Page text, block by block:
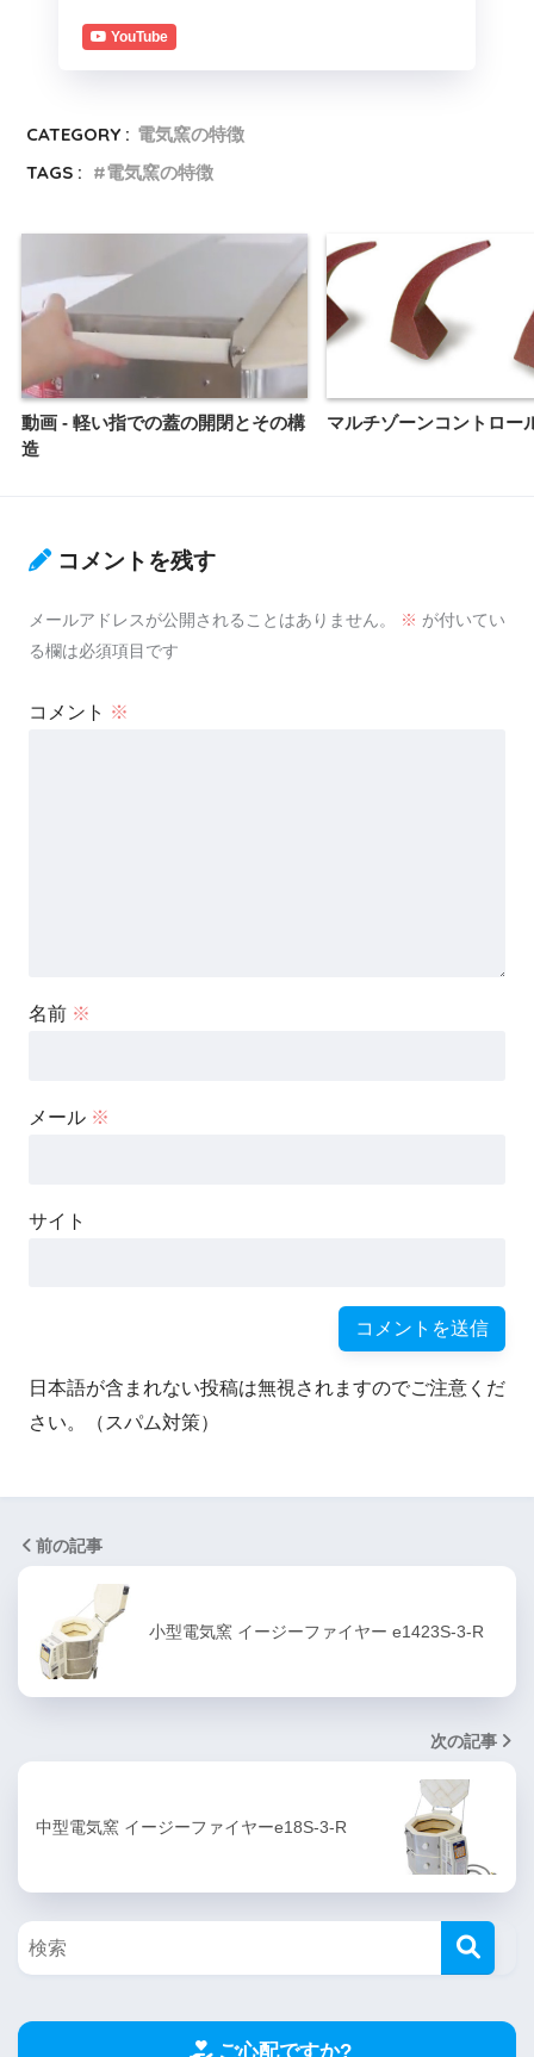
YouTube
CATEGORY : 電気窯の特徴
TAGS :
電気窯の特徴
動画 - 軽い指での蓋の開閉とその構
造
マルチゾーンコントロー
コメントを残す
メールアドレスが公開されることはありません。 ※ が付いてい
る欄は必須項目です
コメント ※
名前 ※
メール ※
サイト
日本語が含まれない投稿は無視されますのでご注意くだ
さい。（スパム対策）
前の記事
小型電気窯 イージーファイヤー e1423S-3-R
次の記事
中型電気窯 イージーファイヤーe18S-3-R
ご心配ですか?